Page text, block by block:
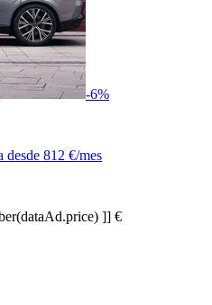
-6%
desde 812 €/mes
]] €